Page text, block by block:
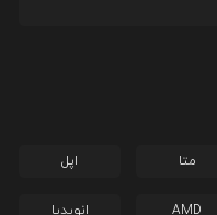
متا اپل
AMD انویدیا